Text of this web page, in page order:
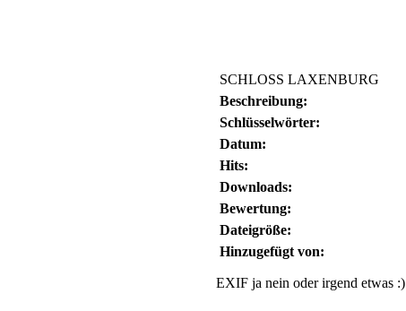
SCHLOSS LAXENBURG
Beschreibung:
Schlüsselwörter:
Datum:
Hits:
Downloads:
Bewertung:
Dateigröße:
Hinzugefügt von:
EXIF ja nein oder irgend etwas :)